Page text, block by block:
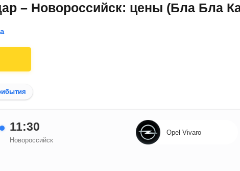
– Новороссийск: цены (Бла Бла
11:30
Новороссийск
Opel Vivaro